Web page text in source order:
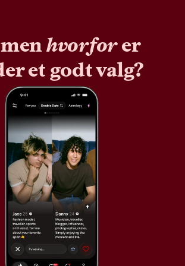
hvorforer
et godt valg?